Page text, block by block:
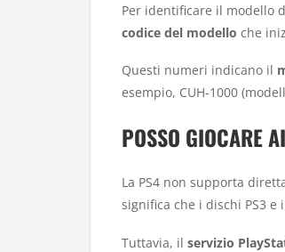
Per identificare il modello
codice del modello che
Questi numeri indicano il
esempio, CUH-1000
POSSO GIOCARE
La PS4 non supporta
significa che i dischi PS3 e i
Tuttavia, il servizio